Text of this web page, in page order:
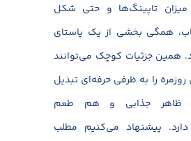
تاپینگ‌ها و حتی شکل
همگی بخشی از یک پاستای
جزئیات کوچک می‌توانند
را به ظرفی حرفه‌ای تبدیل
ظاهر جذابی و هم طعم
پیشنهاد می‌کنیم مطلب